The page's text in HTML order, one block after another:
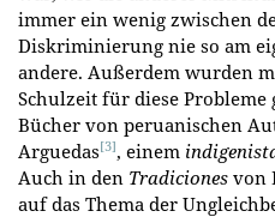
immer ein wenig zwischen
Diskriminierung nie so am
andere. Außerdem wurden
Schulzeit für diese
Bücher von peruanischen
Arguedas[3], einem
Auch in den Tradiciones von
auf das Thema der